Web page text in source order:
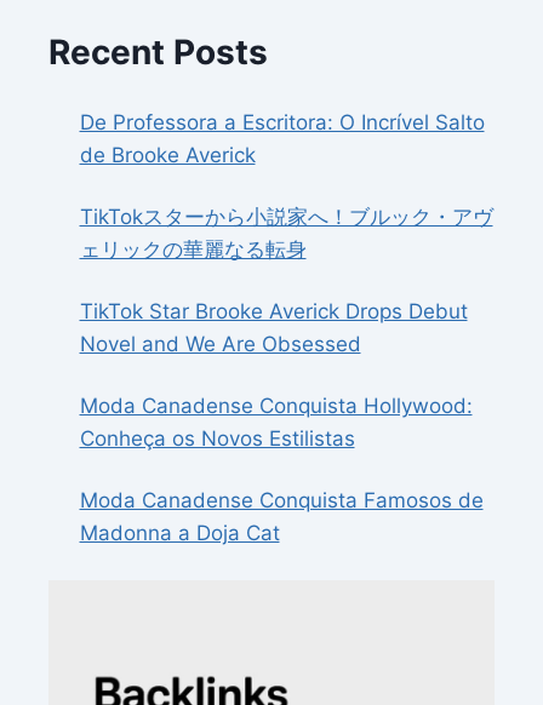
Recent Posts
De Professora a Escritora: O Incrível Salto
de Brooke Averick
TikTokスターから小説家へ！ブルック・アヴ
ェリックの華麗なる転身
TikTok Star Brooke Averick Drops Debut
Novel and We Are Obsessed
Moda Canadense Conquista Hollywood:
Conheça os Novos Estilistas
Moda Canadense Conquista Famosos de
Madonna a Doja Cat